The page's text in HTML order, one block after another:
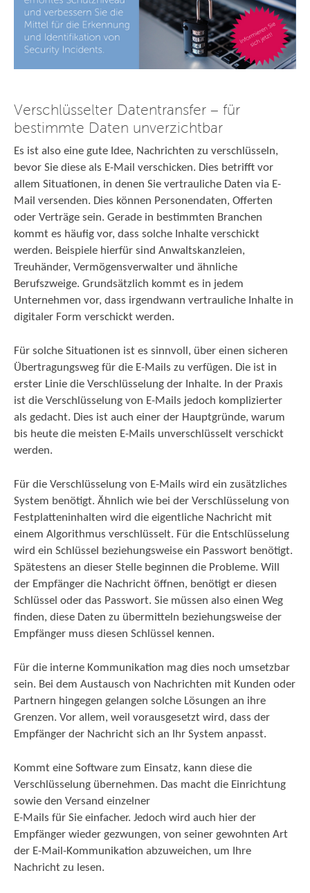
Verschlüsselter Datentransfer – für
bestimmte Daten unverzichtbar
Es ist also eine gute Idee, Nachrichten zu verschlüsseln,
bevor Sie diese als E-Mail verschicken. Dies betrifft vor
allem Situationen, in denen Sie vertrauliche Daten via E-
Mail versenden. Dies können Personendaten, Offerten
oder Verträge sein. Gerade in bestimmten Branchen
kommt es häufig vor, dass solche Inhalte verschickt
werden. Beispiele hierfür sind Anwaltskanzleien,
Treuhänder, Vermögensverwalter und ähnliche
Berufszweige. Grundsätzlich kommt es in jedem
Unternehmen vor, dass irgendwann vertrauliche Inhalte in
digitaler Form verschickt werden.
Für solche Situationen ist es sinnvoll, über einen sicheren
Übertragungsweg für die E-Mails zu verfügen. Die ist in
erster Linie die Verschlüsselung der Inhalte. In der Praxis
ist die Verschlüsselung von E-Mails jedoch komplizierter
als gedacht. Dies ist auch einer der Hauptgründe, warum
bis heute die meisten E-Mails unverschlüsselt verschickt
werden.
Für die Verschlüsselung von E-Mails wird ein zusätzliches
System benötigt. Ähnlich wie bei der Verschlüsselung von
Festplatteninhalten wird die eigentliche Nachricht mit
einem Algorithmus verschlüsselt. Für die Entschlüsselung
wird ein Schlüssel beziehungsweise ein Passwort benötigt.
Spätestens an dieser Stelle beginnen die Probleme. Will
der Empfänger die Nachricht öffnen, benötigt er diesen
Schlüssel oder das Passwort. Sie müssen also einen Weg
finden, diese Daten zu übermitteln beziehungsweise der
Empfänger muss diesen Schlüssel kennen.
Für die interne Kommunikation mag dies noch umsetzbar
sein. Bei dem Austausch von Nachrichten mit Kunden oder
Partnern hingegen gelangen solche Lösungen an ihre
Grenzen. Vor allem, weil vorausgesetzt wird, dass der
Empfänger der Nachricht sich an Ihr System anpasst.
Kommt eine Software zum Einsatz, kann diese die
Verschlüsselung übernehmen. Das macht die Einrichtung
sowie den Versand einzelner
E-Mails für Sie einfacher. Jedoch wird auch hier der
Empfänger wieder gezwungen, von seiner gewohnten Art
der E-Mail-Kommunikation abzuweichen, um Ihre
Nachricht zu lesen.